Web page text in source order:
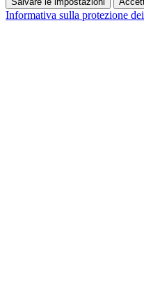
Informativa sulla protezione